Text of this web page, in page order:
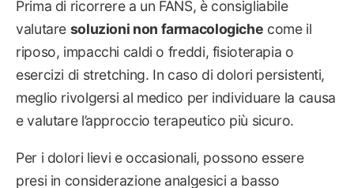
Prima di ricorrere a un FANS, è consigliabile
valutare soluzioni non farmacologiche come il
riposo, impacchi caldi o freddi, fisioterapia o
esercizi di stretching. In caso di dolori persistenti,
meglio rivolgersi al medico per individuare la causa
e valutare l’approccio terapeutico più sicuro.
Per i dolori lievi e occasionali, possono essere
presi in considerazione analgesici a basso